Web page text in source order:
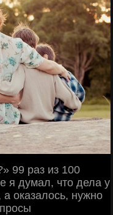
99 раз из 100
я думал, что дела у
оказалось, нужно